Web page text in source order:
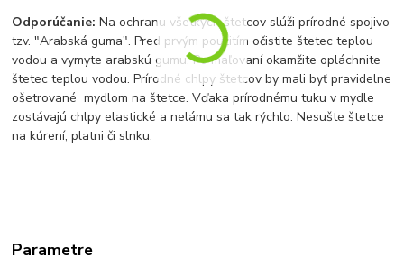
Odporúčanie: Na ochranu všetkých štetcov slúži prírodné spojivo
tzv. "Arabská guma". Pred prvým použitím očistite štetec teplou
vodou a vymyte arabskú gumu. Po maľovaní okamžite opláchnite
štetec teplou vodou. Prírodné chlpy štetcov by mali byť pravidelne
ošetrované mydlom na štetce. Vďaka prírodnému tuku v mydle
zostávajú chlpy elastické a nelámu sa tak rýchlo. Nesušte štetce
na kúrení, platni či slnku.
Parametre